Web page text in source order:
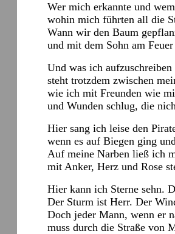
Wer mich erkannte und
wohin mich führten all die
Wann wir den Baum
und mit dem Sohn am Feuer
Und was ich
steht trotzdem zwischen
wie ich mit Freunden wie
und Wunden schlug, die
Hier sang ich leise den
wenn es auf Biegen ging
Auf meine Narben ließ ich
mit Anker, Herz und Rose
Hier kann ich Sterne sehn.
Der Sturm ist Herr. Der
Doch jeder Mann, wenn er
muss durch die Straße von